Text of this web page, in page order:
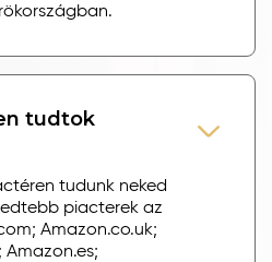
tudtok
tudunk neked
piacterek az
Amazon.co.uk;